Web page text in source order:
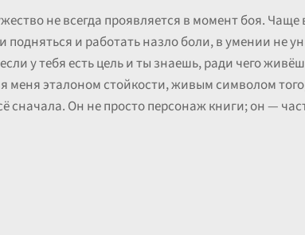
не всегда проявляется в момент боя. Чаще
и работать назло боли, в умении не
у тебя есть цель и ты знаешь, ради чего
меня эталоном стойкости, живым символом
сначала. Он не просто персонаж книги; он —